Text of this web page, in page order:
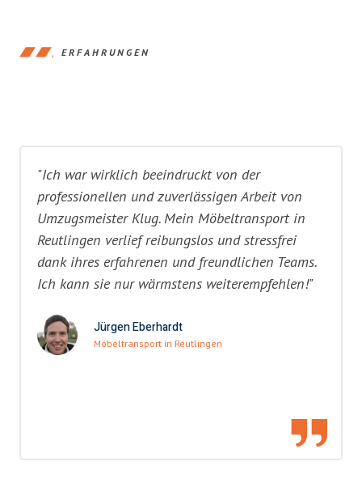
ERFAHRUNGEN
"Ich war wirklich beeindruckt von der
professionellen und zuverlässigen Arbeit von
Umzugsmeister Klug. Mein Möbeltransport in
Reutlingen verlief reibungslos und stressfrei
dank ihres erfahrenen und freundlichen Teams.
Ich kann sie nur wärmstens weiterempfehlen!"
Jürgen Eberhardt
Möbeltransport in Reutlingen